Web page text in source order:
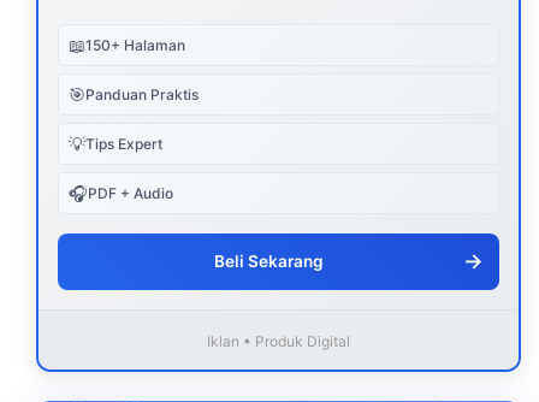
📖150+ Halaman
🎯Panduan Praktis
💡Tips Expert
🎧PDF + Audio
Beli Sekarang →
Iklan • Produk Digital